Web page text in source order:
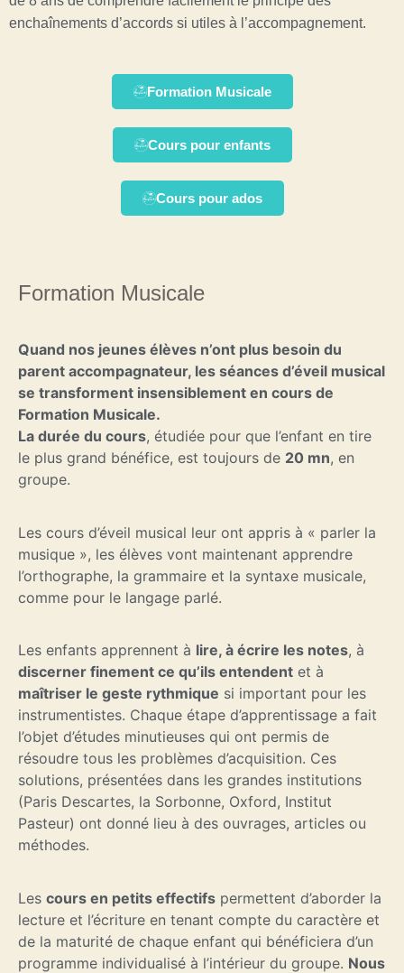
enchaînements d’accords si utiles à l’accompagnement.
Formation Musicale
Cours pour enfants
Cours pour ados
Formation Musicale
Quand nos jeunes élèves n’ont plus besoin du
parent accompagnateur, les séances d’éveil musical
se transforment insensiblement en cours de
Formation Musicale.
La durée du cours, étudiée pour que l’enfant en tire
le plus grand bénéfice, est toujours de 20 mn, en
groupe.
Les cours d’éveil musical leur ont appris à « parler la
musique », les élèves vont maintenant apprendre
l’orthographe, la grammaire et la syntaxe musicale,
comme pour le langage parlé.
Les enfants apprennent à lire, à écrire les notes, à
discerner finement ce qu’ils entendent et à
maîtriser le geste rythmique si important pour les
instrumentistes. Chaque étape d’apprentissage a fait
l’objet d’études minutieuses qui ont permis de
résoudre tous les problèmes d’acquisition. Ces
solutions, présentées dans les grandes institutions
(Paris Descartes, la Sorbonne, Oxford, Institut
Pasteur) ont donné lieu à des ouvrages, articles ou
méthodes.
Les cours en petits effectifs permettent d’aborder la
lecture et l’écriture en tenant compte du caractère et
de la maturité de chaque enfant qui bénéficiera d’un
programme individualisé à l’intérieur du groupe. Nous